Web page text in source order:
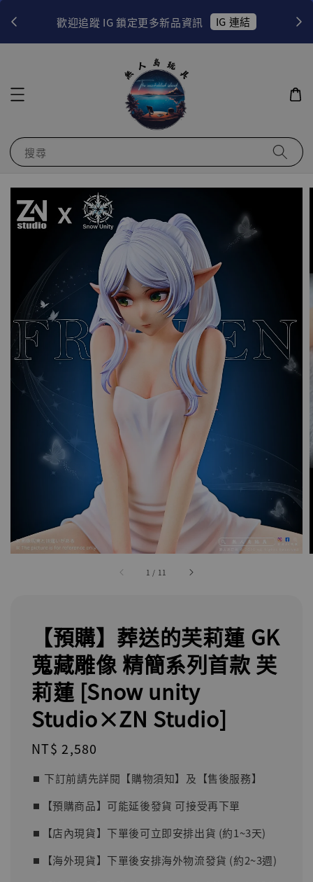
歡迎追蹤 IG 鎖定更多新品資訊 IG 連結
搜尋
1 / 11
【預購】葬送的芙莉蓮 GK
蒐藏雕像 精簡系列首款 芙
莉蓮 [Snow unity
Studio×ZN Studio]
Regular
NT$ 2,580
⏹︎ 下訂前請先詳閱【購物須知】及【售後服務】
⏹︎【預購商品】可能延後發貨 可接受再下單
⏹︎【店內現貨】下單後可立即安排出貨 (約1~3天)
⏹︎【海外現貨】下單後安排海外物流發貨 (約2~3週)